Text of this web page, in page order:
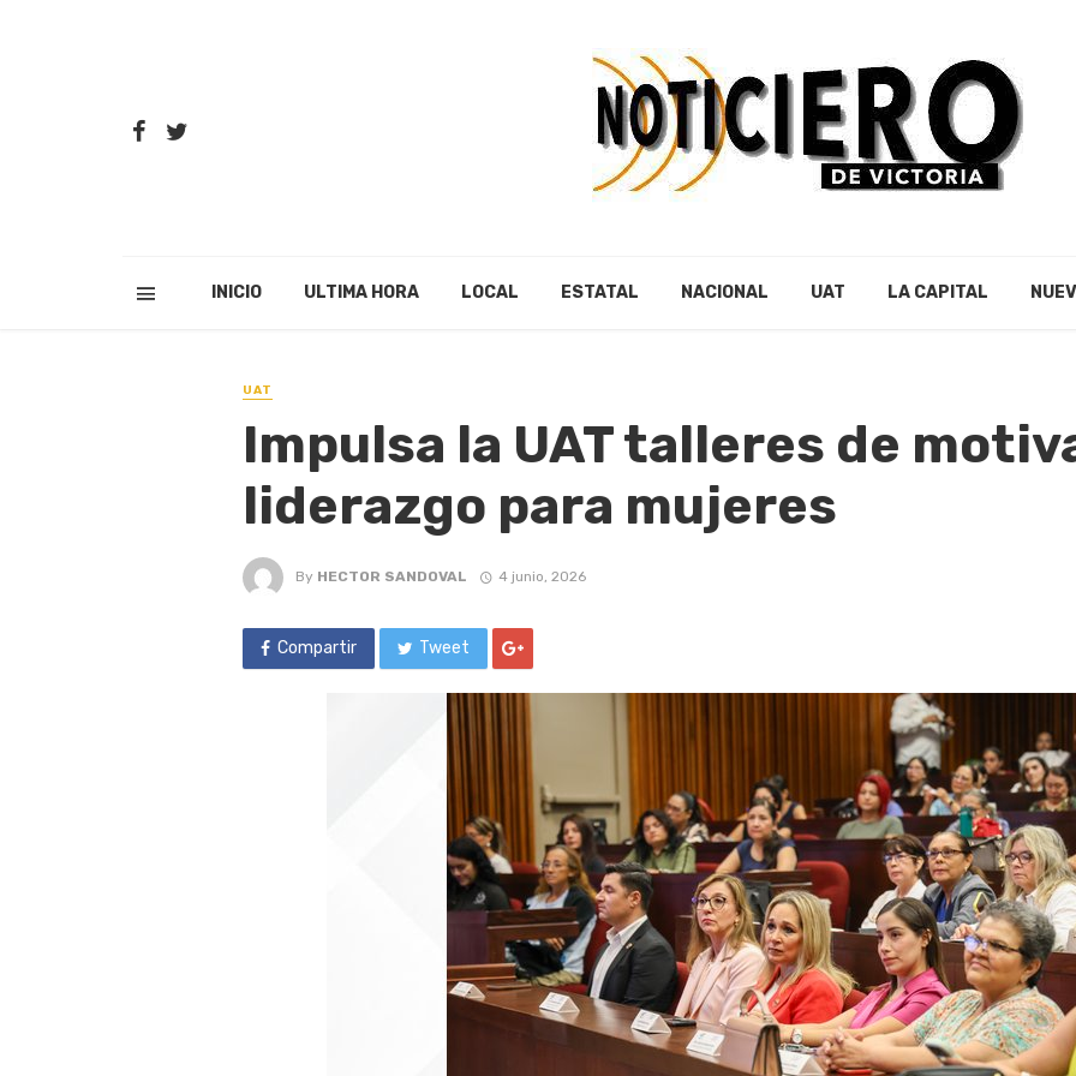
INICIO ULTIMA HORA LOCAL ESTATAL NACIONAL UAT LA CAPITAL
UAT
Impulsa la UAT talleres de
liderazgo para mujeres
By HECTOR SANDOVAL 4 junio, 2026
Compartir Tweet